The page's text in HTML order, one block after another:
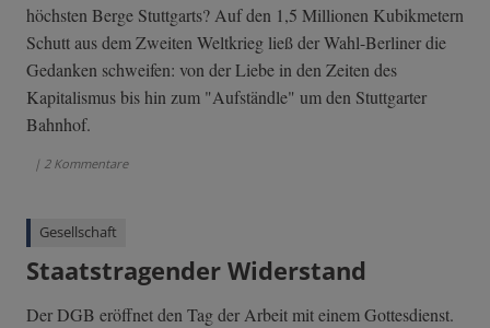
höchsten Berge Stuttgarts? Auf den 1,5 Millionen Kubikmetern
Schutt aus dem Zweiten Weltkrieg ließ der Wahl-Berliner die
Gedanken schweifen: von der Liebe in den Zeiten des
Kapitalismus bis hin zum "Aufständle" um den Stuttgarter
Bahnhof.
| 2 Kommentare
Gesellschaft
Staatstragender Widerstand
Der DGB eröffnet den Tag der Arbeit mit einem Gottesdienst.